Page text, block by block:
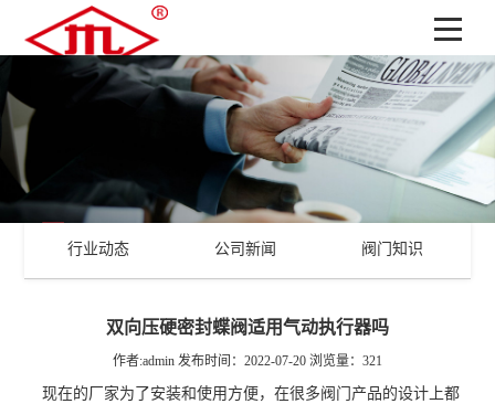
行业动态 公司新闻 阀门知识
双向压硬密封蝶阀适用气动执行器吗
作者:admin 发布时间：2022-07-20 浏览量：321
现在的厂家为了安装和使用方便，在很多阀门产品的设计上都